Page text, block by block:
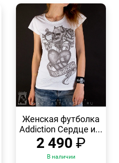
ПРОСМОТР
Женская футболка
Addiction Сердце и...
2 490 ₽
В наличии